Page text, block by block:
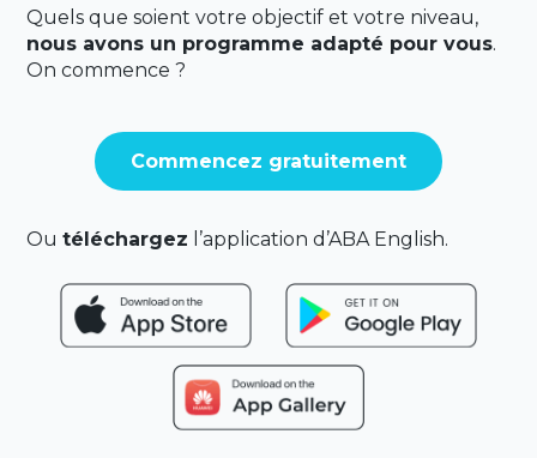
Quels que soient votre objectif et votre niveau,
nous avons un programme adapté pour vous.
On commence ?
Commencez gratuitement
Outéléchargez l’application d’ABA English.